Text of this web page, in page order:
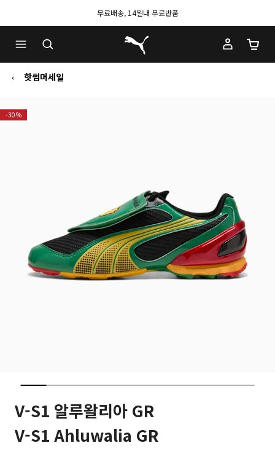
무료배송, 14일내 무료반품
푸마 홈
장바
핫썸머세일
-30%
V-S1 알루왈리아 GR
V-S1 Ahluwalia GR